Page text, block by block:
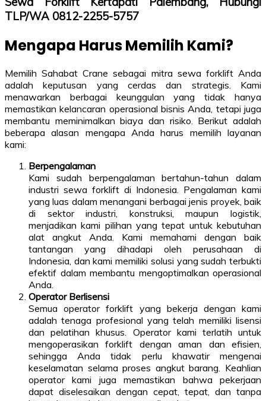
TLP/WA 0812-2255-5757
Mengapa Harus Memilih Kami?
Memilih Sahabat Crane sebagai mitra sewa forklift Anda
adalah keputusan yang cerdas dan strategis. Kami
menawarkan berbagai keunggulan yang tidak hanya
memastikan kelancaran operasional bisnis Anda, tetapi juga
membantu meminimalkan biaya dan risiko. Berikut adalah
beberapa alasan mengapa Anda harus memilih layanan
kami:
Berpengalaman
Kami sudah berpengalaman bertahun-tahun dalam
industri sewa forklift di Indonesia. Pengalaman kami
yang luas dalam menangani berbagai jenis proyek, baik
di sektor industri, konstruksi, maupun logistik,
menjadikan kami pilihan yang tepat untuk kebutuhan
alat angkut Anda. Kami memahami dengan baik
tantangan yang dihadapi oleh perusahaan di
Indonesia, dan kami memiliki solusi yang sudah terbukti
efektif dalam membantu mengoptimalkan operasional
Anda.
Operator Berlisensi
Semua operator forklift yang bekerja dengan kami
adalah tenaga profesional yang telah memiliki lisensi
dan pelatihan khusus. Operator kami terlatih untuk
mengoperasikan forklift dengan aman dan efisien,
sehingga Anda tidak perlu khawatir mengenai
keselamatan selama proses angkut barang. Keahlian
operator kami juga memastikan bahwa pekerjaan
dapat diselesaikan dengan cepat, tepat, dan tanpa